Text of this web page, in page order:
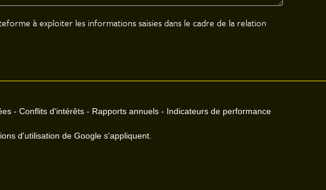
à exploiter les informations saisies dans le cadre de la relation
- Conflits d'intérêts - Rapports annuels - Indicateurs de performance
d'utilisation de Google s'appliquent.